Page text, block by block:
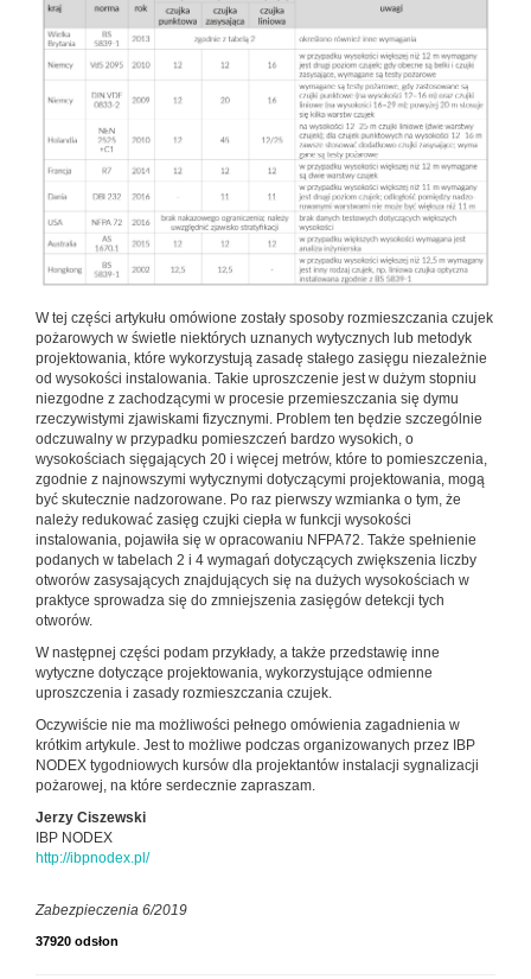
W tej części artykułu omówione zostały sposoby rozmieszczania czujek
pożarowych w świetle niektórych uznanych wytycznych lub metodyk
projektowania, które wykorzystują zasadę stałego zasięgu niezależnie
od wysokości instalowania. Takie uproszczenie jest w dużym stopniu
niezgodne z zachodzącymi w procesie przemieszczania się dymu
rzeczywistymi zjawiskami fizycznymi. Problem ten będzie szczególnie
odczuwalny w przypadku pomieszczeń bardzo wysokich, o
wysokościach sięgających 20 i więcej metrów, które to pomieszczenia,
zgodnie z najnowszymi wytycznymi dotyczącymi projektowania, mogą
być skutecznie nadzorowane. Po raz pierwszy wzmianka o tym, że
należy redukować zasięg czujki ciepła w funkcji wysokości
instalowania, pojawiła się w opracowaniu NFPA72. Także spełnienie
podanych w tabelach 2 i 4 wymagań dotyczących zwiększenia liczby
otworów zasysających znajdujących się na dużych wysokościach w
praktyce sprowadza się do zmniejszenia zasięgów detekcji tych
otworów.
W następnej części podam przykłady, a także przedstawię inne
wytyczne dotyczące projektowania, wykorzystujące odmienne
uproszczenia i zasady rozmieszczania czujek.
Oczywiście nie ma możliwości pełnego omówienia zagadnienia w
krótkim artykule. Jest to możliwe podczas organizowanych przez IBP
NODEX tygodniowych kursów dla projektantów instalacji sygnalizacji
pożarowej, na które serdecznie zapraszam.
Jerzy Ciszewski
IBP NODEX
http://ibpnodex.pl/
Zabezpieczenia 6/2019
37920 odsłon